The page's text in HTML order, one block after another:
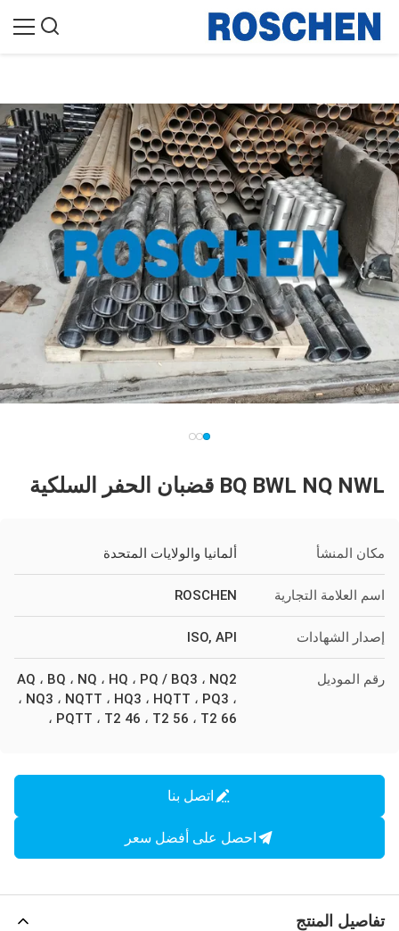
BQ BWL NQ NWL قضبان الحفر السلكية
مكان المنشأ ألمانيا والولايات المتحدة
اسم العلامة التجارية ROSCHEN
إصدار الشهادات ISO, API
رقم الموديل
AQ ، BQ ، NQ ، HQ ، PQ / BQ3 ، NQ2
، NQ3 ، NQTT ، HQ3 ، HQTT ، PQ3 ،
PQTT ، T2 46 ، T2 56 ، T2 66 ،
اتصل بنا
احصل على أفضل سعر
تفاصيل المنتج